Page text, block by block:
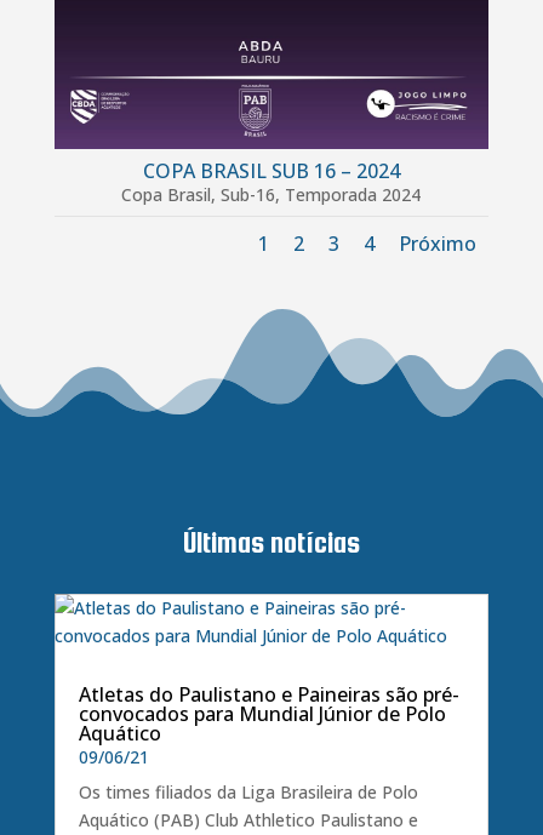
COPA BRASIL SUB 16 – 2024
Copa Brasil,Sub-16, Temporada 2024
1 2 3 4 Próximo
Últimas notícias
Atletas do Paulistano e Paineiras são pré-
convocados para Mundial Júnior de Polo
Aquático
09/06/21
Os times filiados da Liga Brasileira de Polo
Aquático (PAB) Club Athletico Paulistano e